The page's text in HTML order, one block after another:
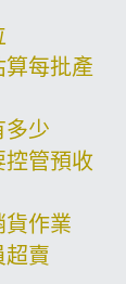
每批產
少
管預收
作業
賣